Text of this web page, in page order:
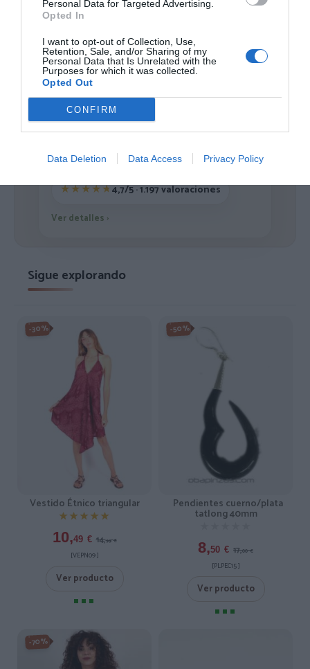
Personal Data for Targeted Advertising.
Opted In
I want to opt-out of Collection, Use,
Retention, Sale, and/or Sharing of my
Personal Data that Is Unrelated with the
Purposes for which it was collected.
Opted Out
CONFIRM
Data Deletion Data Access Privacy Policy
1 2
ZAS DESDE 1999
auténticas traídas directamente de origen.
4,7/5 · 1.197 valoraciones
Ver detalles ›
Sigue explorando
-30%
Vestido Étnico triangular
★★★★★
★★★★★
10,49 € 14,99 €
[VEPN09 ]
Ver producto
-50%
Pendientes cuerno/plata
tatlong 40mm
8,50 € 17,00 €
[PLPEC15 ]
Ver producto
-70%